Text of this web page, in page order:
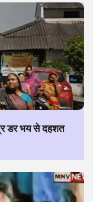
डर भय से दहशत